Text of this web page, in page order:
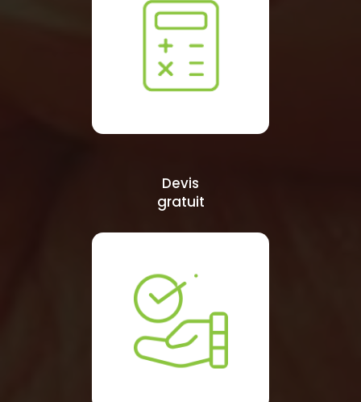
Devis
gratuit